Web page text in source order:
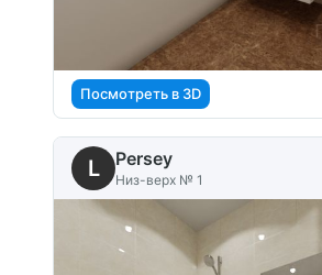
Посмотреть в 3D
L Persey
Низ-верх № 1